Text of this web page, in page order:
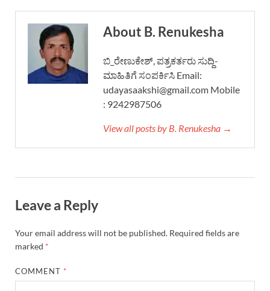
About B. Renukesha
ಬಿ_ರೇಣುಕೇಶ್, ಪತ್ರಕರ್ತರು ಸುದ್ದಿ-
ಮಾಹಿತಿಗೆ ಸಂಪರ್ಕಿಸಿ Email:
udayasaakshi@gmail.com Mobile
: 9242987506
View all posts by B. Renukesha →
Leave a Reply
Your email address will not be published. Required fields are
marked *
COMMENT *